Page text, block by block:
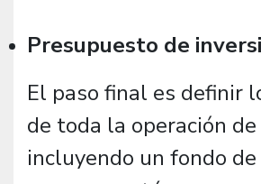
Presupuesto de
El paso final es definir
de toda la operación
incluyendo un fondo